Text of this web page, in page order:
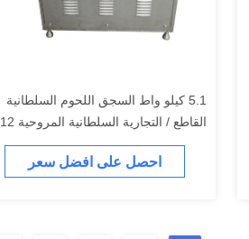
5.1 كيلو واط السجق اللحوم السلطانية
القاطع / التجارية السلطانية المروحية 12
سنة الضمان
احصل على افضل سعر